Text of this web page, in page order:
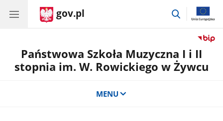
gov.pl
przejdź
Państwowa Szkoła Muzyczna I i II
stopnia im. W. Rowickiego w Żywcu
MENU